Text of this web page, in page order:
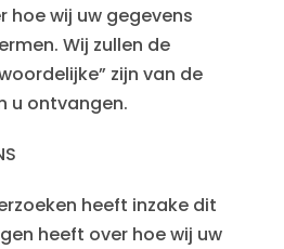
hoe wij uw gegevens
Wij zullen de
zijn van de
u ontvangen.
heeft inzake dit
heeft over hoe wij uw